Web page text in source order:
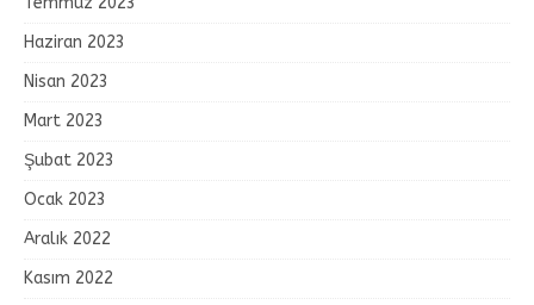
Haziran 2023
Nisan 2023
Mart 2023
Şubat 2023
Ocak 2023
Aralık 2022
Kasım 2022